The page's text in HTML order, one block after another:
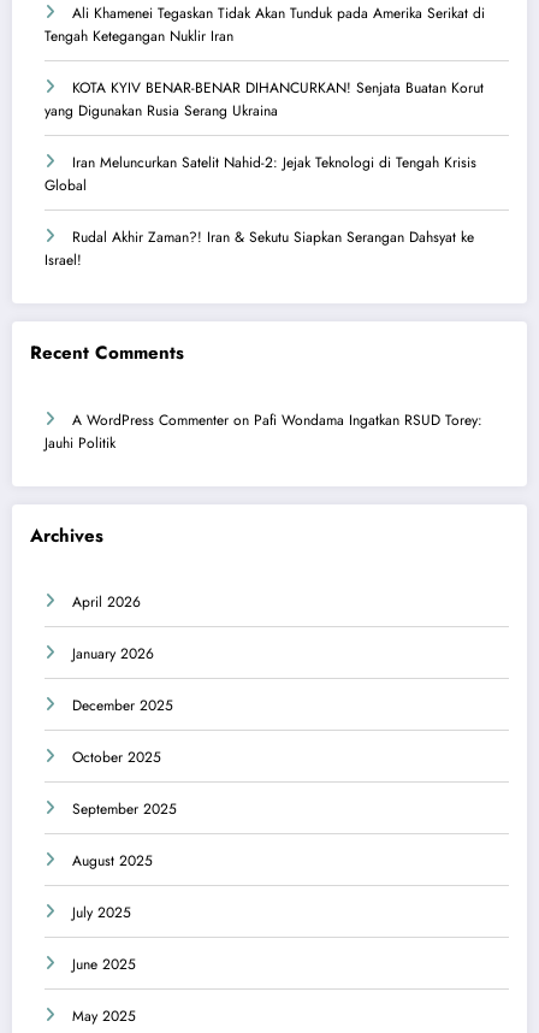
Ali Khamenei Tegaskan Tidak Akan Tunduk pada Amerika Serikat di
Tengah Ketegangan Nuklir Iran
KOTA KYIV BENAR-BENAR DIHANCURKAN! Senjata Buatan Korut
yang Digunakan Rusia Serang Ukraina
Iran Meluncurkan Satelit Nahid-2: Jejak Teknologi di Tengah Krisis
Global
Rudal Akhir Zaman?! Iran & Sekutu Siapkan Serangan Dahsyat ke
Israel!
Recent Comments
A WordPress Commenter on Pafi Wondama Ingatkan RSUD Torey:
Jauhi Politik
Archives
April 2026
January 2026
December 2025
October 2025
September 2025
August 2025
July 2025
June 2025
May 2025